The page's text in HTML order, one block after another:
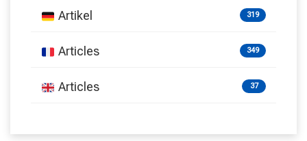
Artikel 319
Articles 349
Articles 37